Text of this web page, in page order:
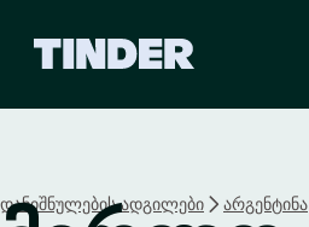
H
დანიშნულების ადგილები არგენტინა